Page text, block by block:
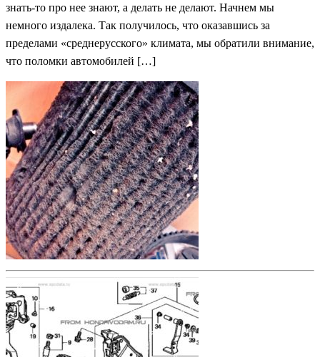
знать-то про нее знают, а делать не делают. Начнем мы
немного издалека. Так получилось, что оказавшись за
пределами «среднерусского» климата, мы обратили внимание,
что поломки автомобилей […]